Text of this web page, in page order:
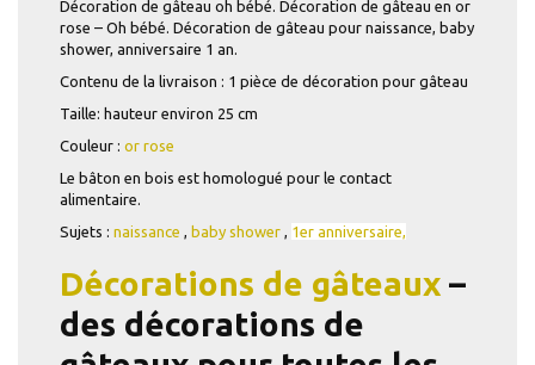
Décoration de gâteau oh bébé. Décoration de gâteau en or
rose – Oh bébé. Décoration de gâteau pour naissance, baby
shower, anniversaire 1 an.
Contenu de la livraison : 1 pièce de décoration pour gâteau
Taille: hauteur environ 25 cm
Couleur : or rose
Le bâton en bois est homologué pour le contact
alimentaire.
Sujets : naissance , baby shower , 1er anniversaire,
Décorations de gâteaux –
des décorations de